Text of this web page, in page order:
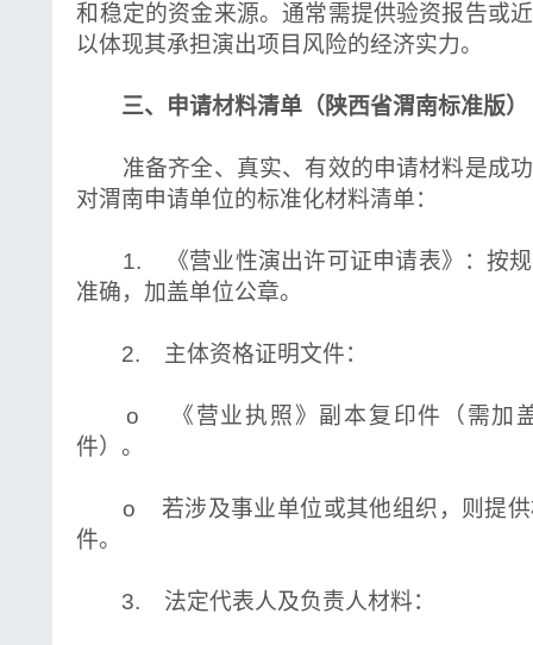
和稳定的资金来源。通常需提供验资报告或
以体现其承担演出项目风险的经济实力。
三、申请材料清单（陕西省渭南标准版）
准备齐全、真实、有效的申请材料是成功
对渭南申请单位的标准化材料清单：
1. 《营业性演出许可证申请表》：按规
准确，加盖单位公章。
2. 主体资格证明文件：
o 《营业执照》副本复印件（需加盖
件）。
o 若涉及事业单位或其他组织，则提供
件。
3. 法定代表人及负责人材料：